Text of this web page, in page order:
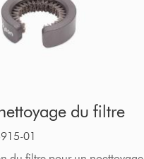
du filtre
01